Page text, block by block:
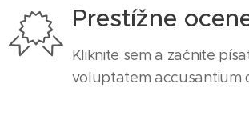
Prestížne
Kliknite sem a začnite
voluptatem accusantium